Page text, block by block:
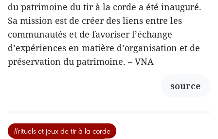
du patrimoine du tir à la corde a été inauguré.
Sa mission est de créer des liens entre les
communautés et de favoriser l’échange
d’expériences en matière d’organisation et de
préservation du patrimoine. – VNA
source
#rituels et jeux de tir à la corde